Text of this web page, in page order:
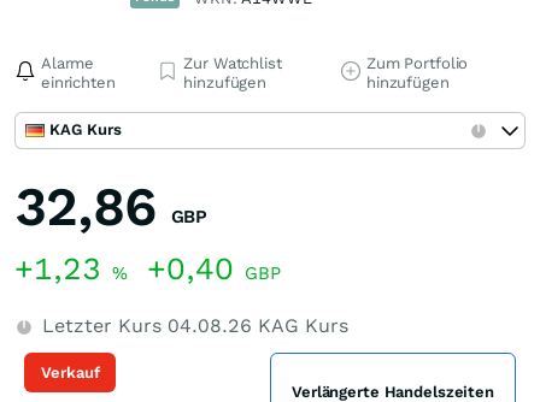
Alarme
einrichten
Zur Watchlist
hinzufügen
Zum Portfolio
hinzufügen
KAG Kurs
32,86 GBP
+1,23 % +0,40 GBP
Letzter Kurs 04.08.26 KAG Kurs
Verkauf
Verlängerte Handelszeiten